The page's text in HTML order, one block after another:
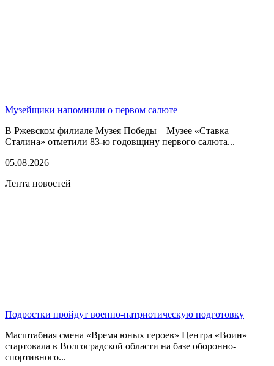
Музейщики напомнили о первом салюте
В Ржевском филиале Музея Победы – Музее «Ставка
Сталина» отметили 83-ю годовщину первого салюта...
05.08.2026
Лента новостей
Подростки пройдут военно-патриотическую подготовку
Масштабная смена «Время юных героев» Центра «Воин»
стартовала в Волгоградской области на базе оборонно-
спортивного...